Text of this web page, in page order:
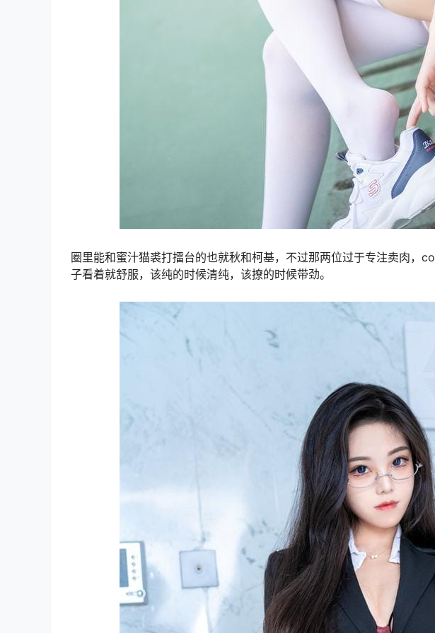
圈里能和蜜汁猫裘打擂台的也就秋和柯基，不过那两位过于专注卖肉，
子看着就舒服，该纯的时候清纯，该撩的时候带劲。